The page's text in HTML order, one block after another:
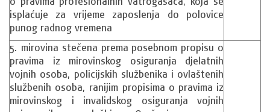
isplaćuje za vrijeme zaposlenja do polovice
punog radnog vremena
5. mirovina stečena prema posebnom propisu o
pravima iz mirovinskog osiguranja djelatnih
vojnih osoba, policijskih službenika i ovlaštenih
službenih osoba, ranijim propisima o pravima iz
mirovinskog i invalidskog osiguranja vojnih